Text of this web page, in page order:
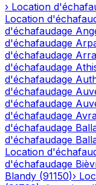
› Location
Location
d'échafaudage
d'échafaudage
d'échafaudage
d'échafaudage
d'échafaudage
d'échafaudage
d'échafaudage
d'échafaudage
d'échafaudage
d'échafaudage
Location
d'échafaudage
Blandy (91150)›